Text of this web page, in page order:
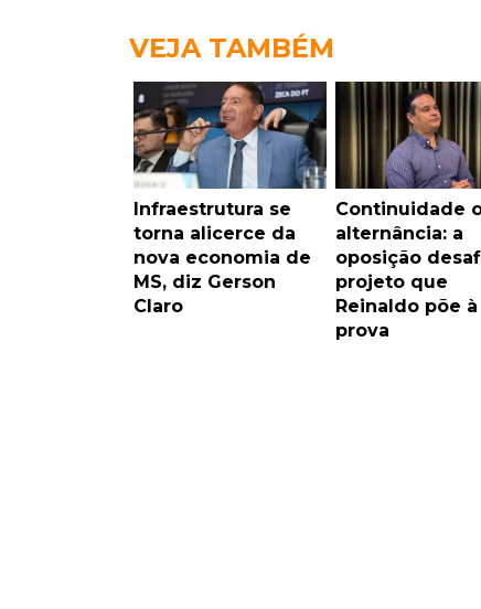
VEJA TAMBÉM
Infraestrutura se
torna alicerce da
nova economia de
MS, diz Gerson
Claro
Continuidade
alternância: a
oposição
projeto que
Reinaldo põe à
prova